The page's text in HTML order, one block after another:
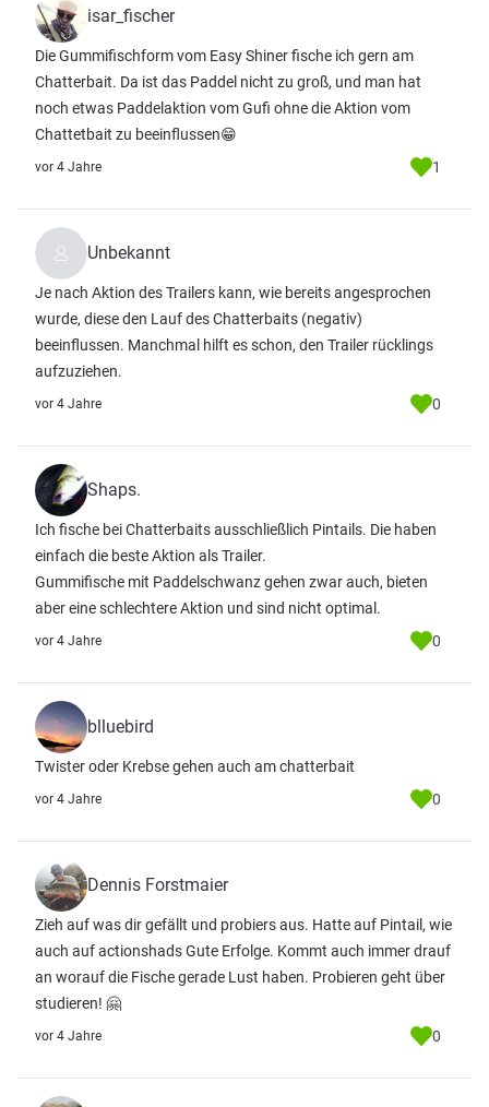
isar_fischer
Die Gummifischform vom Easy Shiner fische ich gern am
Chatterbait. Da ist das Paddel nicht zu groß, und man hat
noch etwas Paddelaktion vom Gufi ohne die Aktion vom
Chattetbait zu beeinflussen😁
vor 4 Jahre 1
Unbekannt
Je nach Aktion des Trailers kann, wie bereits angesprochen
wurde, diese den Lauf des Chatterbaits (negativ)
beeinflussen. Manchmal hilft es schon, den Trailer rücklings
aufzuziehen.
vor 4 Jahre 0
Shaps.
Ich fische bei Chatterbaits ausschließlich Pintails. Die haben
einfach die beste Aktion als Trailer.
Gummifische mit Paddelschwanz gehen zwar auch, bieten
aber eine schlechtere Aktion und sind nicht optimal.
vor 4 Jahre 0
blluebird
Twister oder Krebse gehen auch am chatterbait
vor 4 Jahre 0
Dennis Forstmaier
Zieh auf was dir gefällt und probiers aus. Hatte auf Pintail, wie
auch auf actionshads Gute Erfolge. Kommt auch immer drauf
an worauf die Fische gerade Lust haben. Probieren geht über
studieren! 🤗
vor 4 Jahre 0